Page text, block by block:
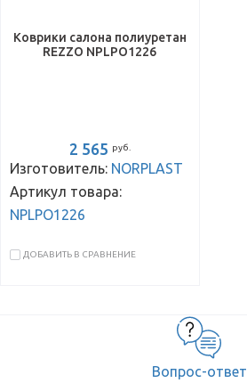
Коврики салона полиуретан
REZZO NPLPO1226
2 565 руб.
Изготовитель: NORPLAST
Артикул товара:
NPLPO1226
ДОБАВИТЬ В СРАВНЕНИЕ
Вопрос-ответ